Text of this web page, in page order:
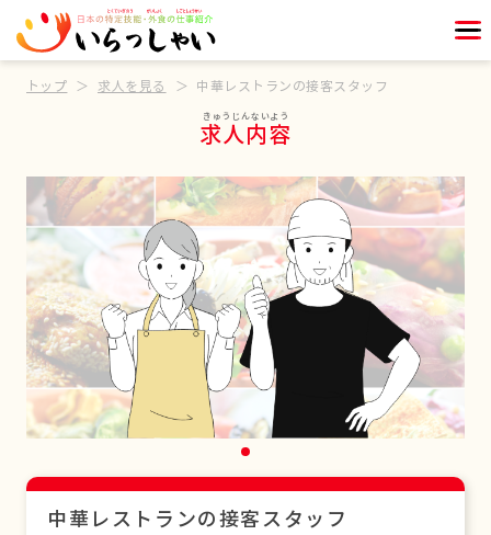
トップ 求人を見る 中華レストランの接客スタッフ
求人内容
中華レストランの接客スタッフ